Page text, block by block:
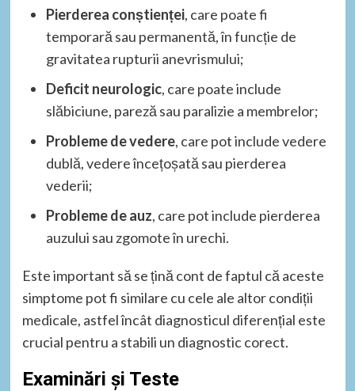
Pierderea conștienței, care poate fi
temporară sau permanentă, în funcție de
gravitatea rupturii anevrismului;
Deficit neurologic, care poate include
slăbiciune, pareză sau paralizie a membrelor;
Probleme de vedere, care pot include vedere
dublă, vedere încețoșată sau pierderea
vederii;
Probleme de auz, care pot include pierderea
auzului sau zgomote în urechi.
Este important să se țină cont de faptul că aceste
simptome pot fi similare cu cele ale altor condiții
medicale, astfel încât diagnosticul diferențial este
crucial pentru a stabili un diagnostic corect.
Examinări și Teste